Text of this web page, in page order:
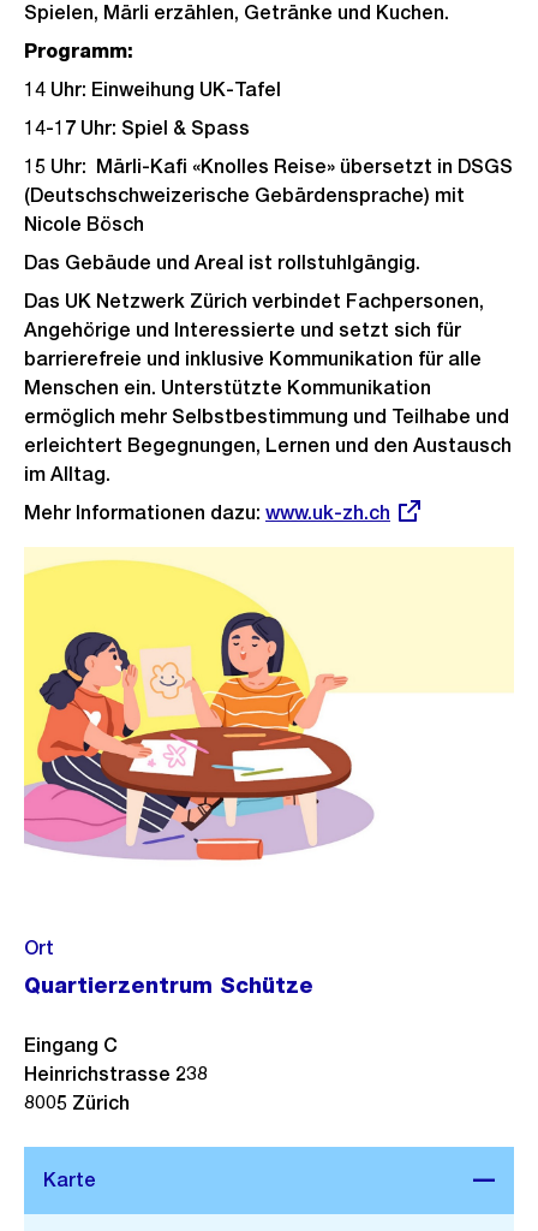
Spielen, Märli erzählen, Getränke und Kuchen.
Programm:
14 Uhr: Einweihung UK-Tafel
14-17 Uhr: Spiel & Spass
15 Uhr: Märli-Kafi «Knolles Reise» übersetzt in DSGS
(Deutschschweizerische Gebärdensprache) mit
Nicole Bösch
Das Gebäude und Areal ist rollstuhlgängig.
Das UK Netzwerk Zürich verbindet Fachpersonen,
Angehörige und Interessierte und setzt sich für
barrierefreie und inklusive Kommunikation für alle
Menschen ein. Unterstützte Kommunikation
ermöglich mehr Selbstbestimmung und Teilhabe und
erleichtert Begegnungen, Lernen und den Austausch
im Alltag.
Mehr Informationen dazu: Externer
Link:
www.uk-zh.ch
Ort
Quartierzentrum Schütze
Stadtplan 3D
Eingang C
Heinrichstrasse 238
8005 Zürich